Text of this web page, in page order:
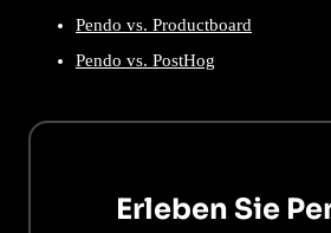
Pendo vs. Productboard
Pendo vs. PostHog
Erleben Sie